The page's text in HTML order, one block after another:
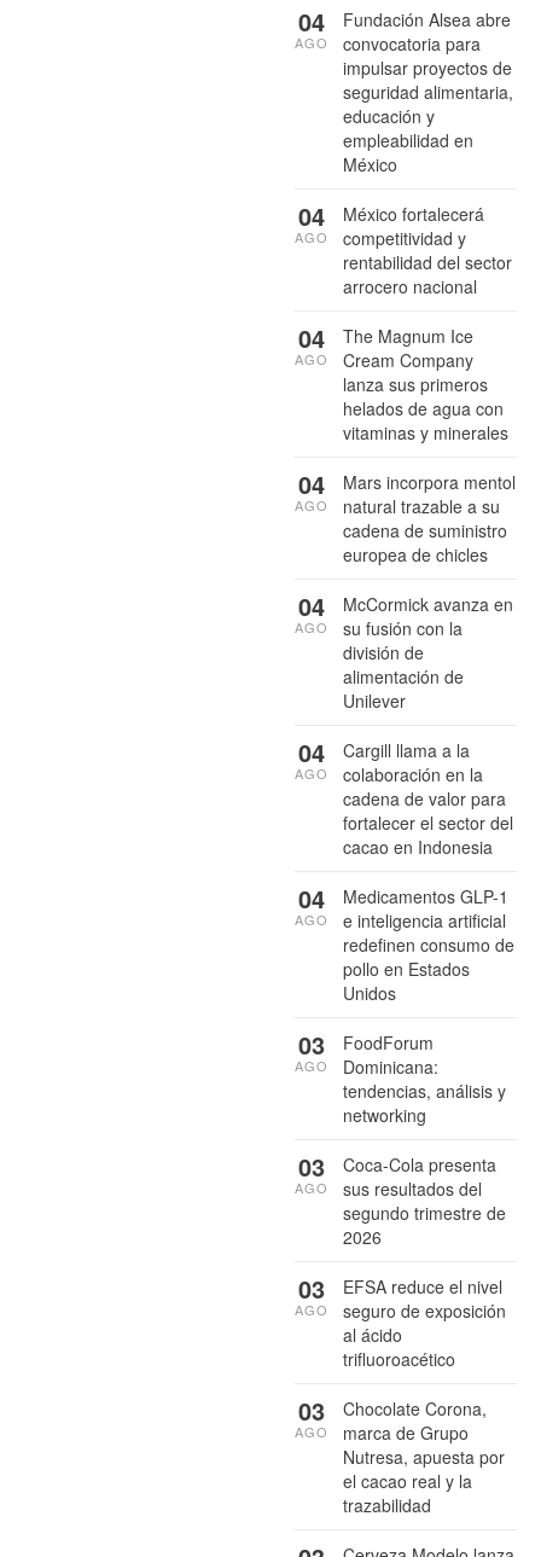
Fundación Alsea abre
convocatoria para
impulsar proyectos de
seguridad alimentaria,
educación y
empleabilidad en
México
04
AGO
México fortalecerá
competitividad y
rentabilidad del sector
arrocero nacional
04
AGO
The Magnum Ice
Cream Company
lanza sus primeros
helados de agua con
vitaminas y minerales
04
AGO
Mars incorpora mentol
natural trazable a su
cadena de suministro
europea de chicles
04
AGO
McCormick avanza en
su fusión con la
división de
alimentación de
Unilever
04
AGO
Cargill llama a la
colaboración en la
cadena de valor para
fortalecer el sector del
cacao en Indonesia
04
AGO
Medicamentos GLP-1
e inteligencia artificial
redefinen consumo de
pollo en Estados
Unidos
04
AGO
FoodForum
Dominicana:
tendencias, análisis y
networking
03
AGO
Coca-Cola presenta
sus resultados del
segundo trimestre de
2026
03
AGO
EFSA reduce el nivel
seguro de exposición
al ácido
trifluoroacético
03
AGO
Chocolate Corona,
marca de Grupo
Nutresa, apuesta por
el cacao real y la
trazabilidad
03
AGO